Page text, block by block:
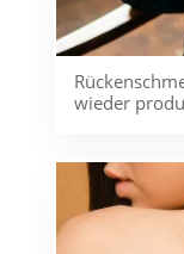
wieder